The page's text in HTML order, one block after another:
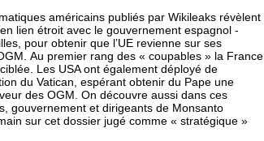
américains publiés par Wikileaks révèlent
lien étroit avec le gouvernement espagnol -
pour obtenir que l’UE revienne sur ses
Au premier rang des « coupables » la France
Les USA ont également déployé de
du Vatican, espérant obtenir du Pape une
des OGM. On découvre aussi dans ces
gouvernement et dirigeants de Monsanto
sur cet dossier jugé comme « stratégique »